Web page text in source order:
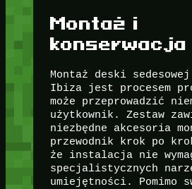
Montaż i
konserwacja
Montaż deski
Ibiza jest procesem
może przeprowadzić
użytkownik. Zestaw
niezbędne akcesoria
przewodnik krok po
że instalacja nie
specjalistycznych
umiejętności. Pomimo